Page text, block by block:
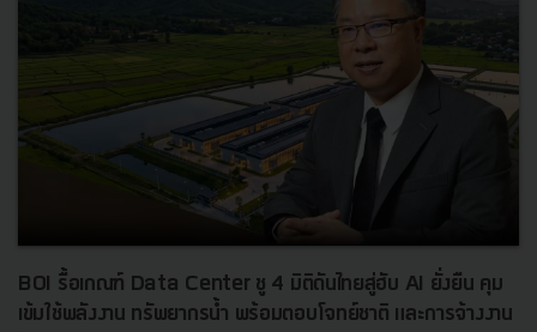
BOI รื้อเกณฑ์ Data Center ชู 4 มิติดันไทยสู่ฮับ AI ยั่งยืน คุม
เข้มใช้พลังงาน ทรัพยากรน้ำ พร้อมตอบโจทย์ชาติ และการจ้างงาน